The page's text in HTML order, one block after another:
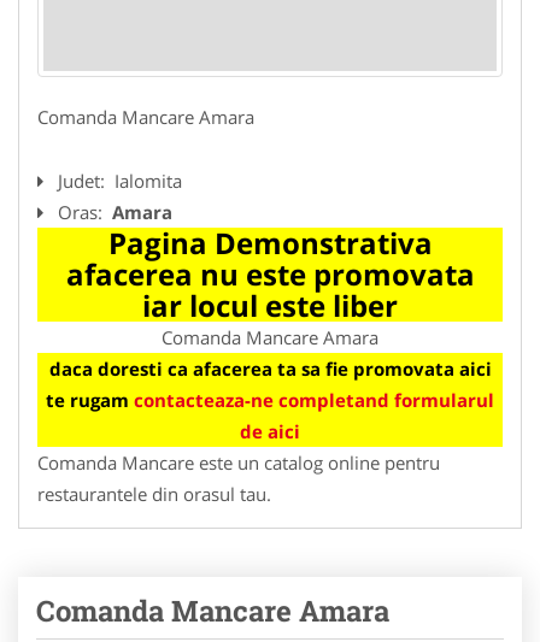
Comanda Mancare Amara
Judet: Ialomita
Oras: Amara
Pagina Demonstrativa
afacerea nu este promovata
iar locul este liber
Comanda Mancare Amara
daca doresti ca afacerea ta sa fie promovata aici
te rugam contacteaza-ne completand formularul
de aici
Comanda Mancare este un catalog online pentru
restaurantele din orasul tau.
Comanda Mancare Amara